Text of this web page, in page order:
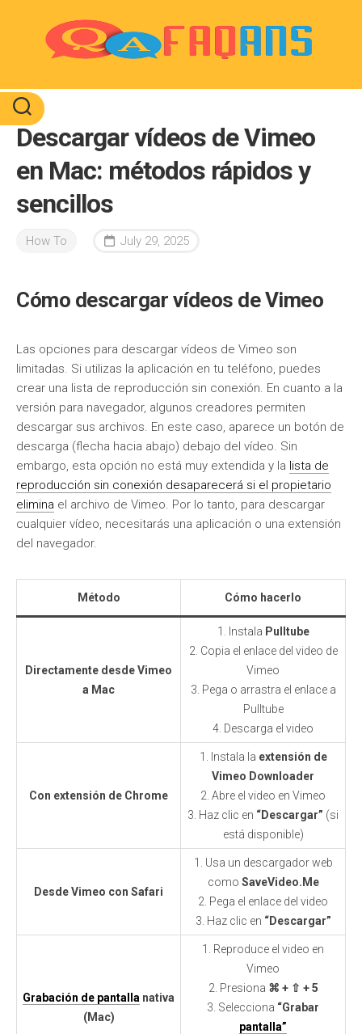
Descargar vídeos de Vimeo
en Mac: métodos rápidos y
sencillos
How To July 29, 2025
Cómo descargar vídeos de Vimeo
Las opciones para descargar vídeos de Vimeo son
limitadas. Si utilizas la aplicación en tu teléfono, puedes
crear una lista de reproducción sin conexión. En cuanto a la
versión para navegador, algunos creadores permiten
descargar sus archivos. En este caso, aparece un botón de
descarga (flecha hacia abajo) debajo del vídeo. Sin
embargo, esta opción no está muy extendida y la lista de
reproducción sin conexión desaparecerá si el propietario
elimina el archivo de Vimeo. Por lo tanto, para descargar
cualquier vídeo, necesitarás una aplicación o una extensión
del navegador.
Método Cómo hacerlo
Directamente desde Vimeo
a Mac
1. Instala Pulltube
2. Copia el enlace del video de
Vimeo
3. Pega o arrastra el enlace a
Pulltube
4. Descarga el video
Con extensión de Chrome
1. Instala la extensión de
Vimeo Downloader
2. Abre el video en Vimeo
3. Haz clic en “Descargar” (si
está disponible)
Desde Vimeo con Safari
1. Usa un descargador web
como SaveVideo.Me
2. Pega el enlace del video
3. Haz clic en “Descargar”
Grabación de pantalla nativa
(Mac)
1. Reproduce el video en
Vimeo
2. Presiona ⌘ + ⇧ + 5
3. Selecciona “Grabar
pantalla”